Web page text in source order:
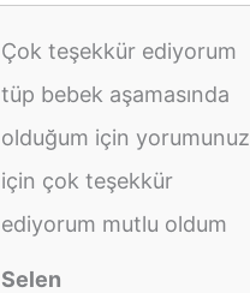
Çok teşekkür ediyorum
tüp bebek aşamasında
olduğum için yorumunuz
için çok teşekkür
ediyorum mutlu oldum
Selen